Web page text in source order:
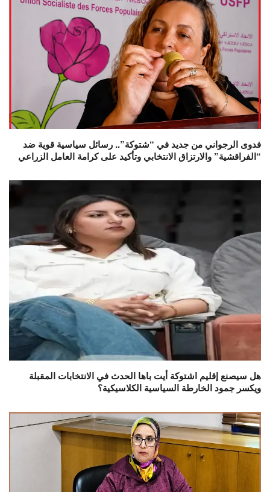
فدوى الرجواني من جديد في “شتوكة”.. رسائل سياسية قوية ضد
“الفراقشية” والارتزاق الانتخابي وتأكيد على كرامة العامل الزراعي
هل سيصنع إقليم اشتوكة أيت باها الحدث في الانتخابات المقبلة
ويكسر جمود الخارطة السياسية الكلاسيكية؟